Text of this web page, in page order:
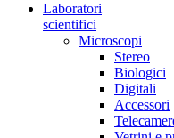
Laboratori
scientifici
Microscopi
Stereo
Biologici
Digitali
Accessori